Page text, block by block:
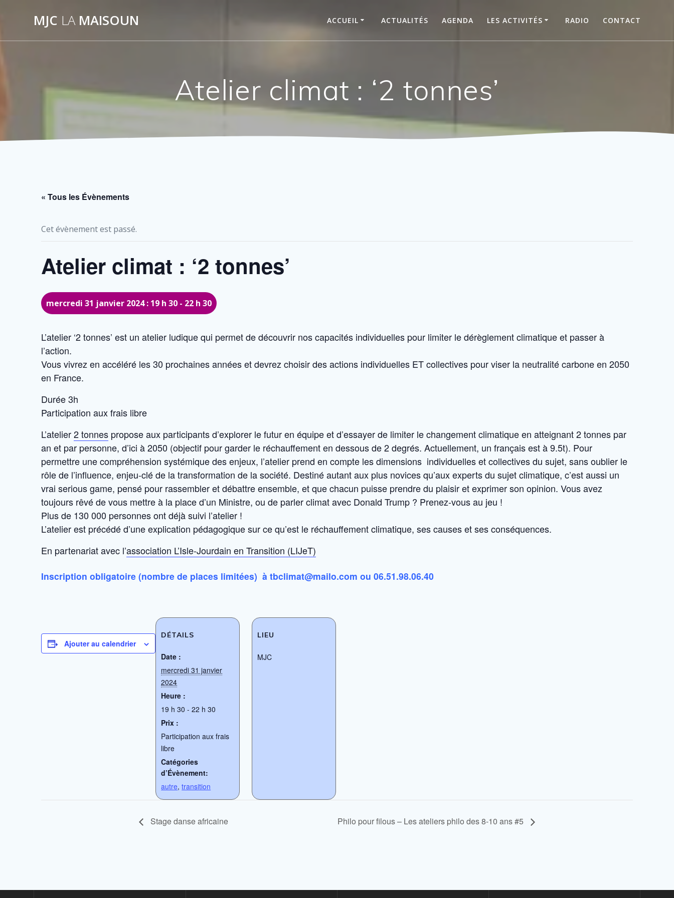
MJC LAMAISOUN ACCUEIL ACTUALITÉS AGENDA LES ACTIVITÉS RADIO CONTACT
Atelier climat : ‘2 tonnes’
« Tous les Évènements
Cet évènement est passé.
Atelier climat : ‘2 tonnes’
mercredi 31 janvier 2024 : 19 h 30 - 22 h 30
L’atelier ‘2 tonnes’ est un atelier ludique qui permet de découvrir nos capacités individuelles pour limiter le dérèglement climatique et passer à
l’action.
Vous vivrez en accéléré les 30 prochaines années et devrez choisir des actions individuelles ET collectives pour viser la neutralité carbone en 2050
en France.
Durée 3h
Participation aux frais libre
L’atelier2 tonnes propose aux participants d’explorer le futur en équipe et d’essayer de limiter le changement climatique en atteignant 2 tonnes par
an et par personne, d’ici à 2050 (objectif pour garder le réchauffement en dessous de 2 degrés. Actuellement, un français est à 9.5t). Pour
permettre une compréhension systémique des enjeux, l’atelier prend en compte les dimensions individuelles et collectives du sujet, sans oublier le
rôle de l’influence, enjeu-clé de la transformation de la société. Destiné autant aux plus novices qu’aux experts du sujet climatique, c’est aussi un
vrai serious game, pensé pour rassembler et débattre ensemble, et que chacun puisse prendre du plaisir et exprimer son opinion. Vous avez
toujours rêvé de vous mettre à la place d’un Ministre, ou de parler climat avec Donald Trump ? Prenez-vous au jeu !
Plus de 130 000 personnes ont déjà suivi l’atelier !
L’atelier est précédé d’une explication pédagogique sur ce qu’est le réchauffement climatique, ses causes et ses conséquences.
En partenariat avec l’association L’Isle-Jourdain en Transition (LIJeT)
Inscription obligatoire (nombre de places limitées) àtbclimat@mailo.com ou 06.51.98.06.40
Ajouter au calendrier
DÉTAILS
Date :
mercredi 31 janvier
2024
Heure :
19 h 30 - 22 h 30
Prix :
Participation aux frais
libre
Catégories
d’Évènement:
autre,transition
LIEU
MJC
Stage danse africaine Philo pour filous – Les ateliers philo des 8-10 ans #5